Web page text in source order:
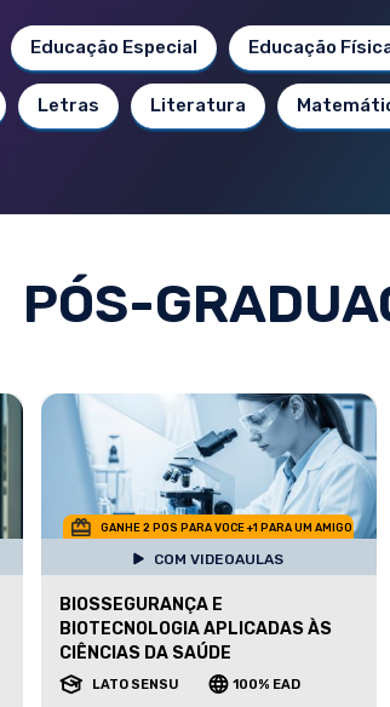
Educação Especial Educação
Letras Literatura
PÓS-
GANHE 2 POS PARA VOCE +1 PARA UM AMIGO
COM VIDEOAULAS
BIOSSEGURANÇA E
BIOTECNOLOGIA APLICADAS ÀS
CIÊNCIAS DA SAÚDE
LATO SENSU 100% EAD